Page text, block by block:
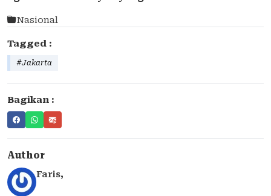
Nasional
Tagged :
#Jakarta
Bagikan :
Author
Faris,